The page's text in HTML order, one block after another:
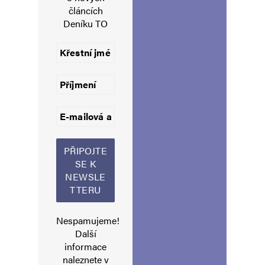
Navigace pro komentáře
Starší komentáře
článcích
Deníku TO
Nespamujeme!
Další
informace
naleznete v